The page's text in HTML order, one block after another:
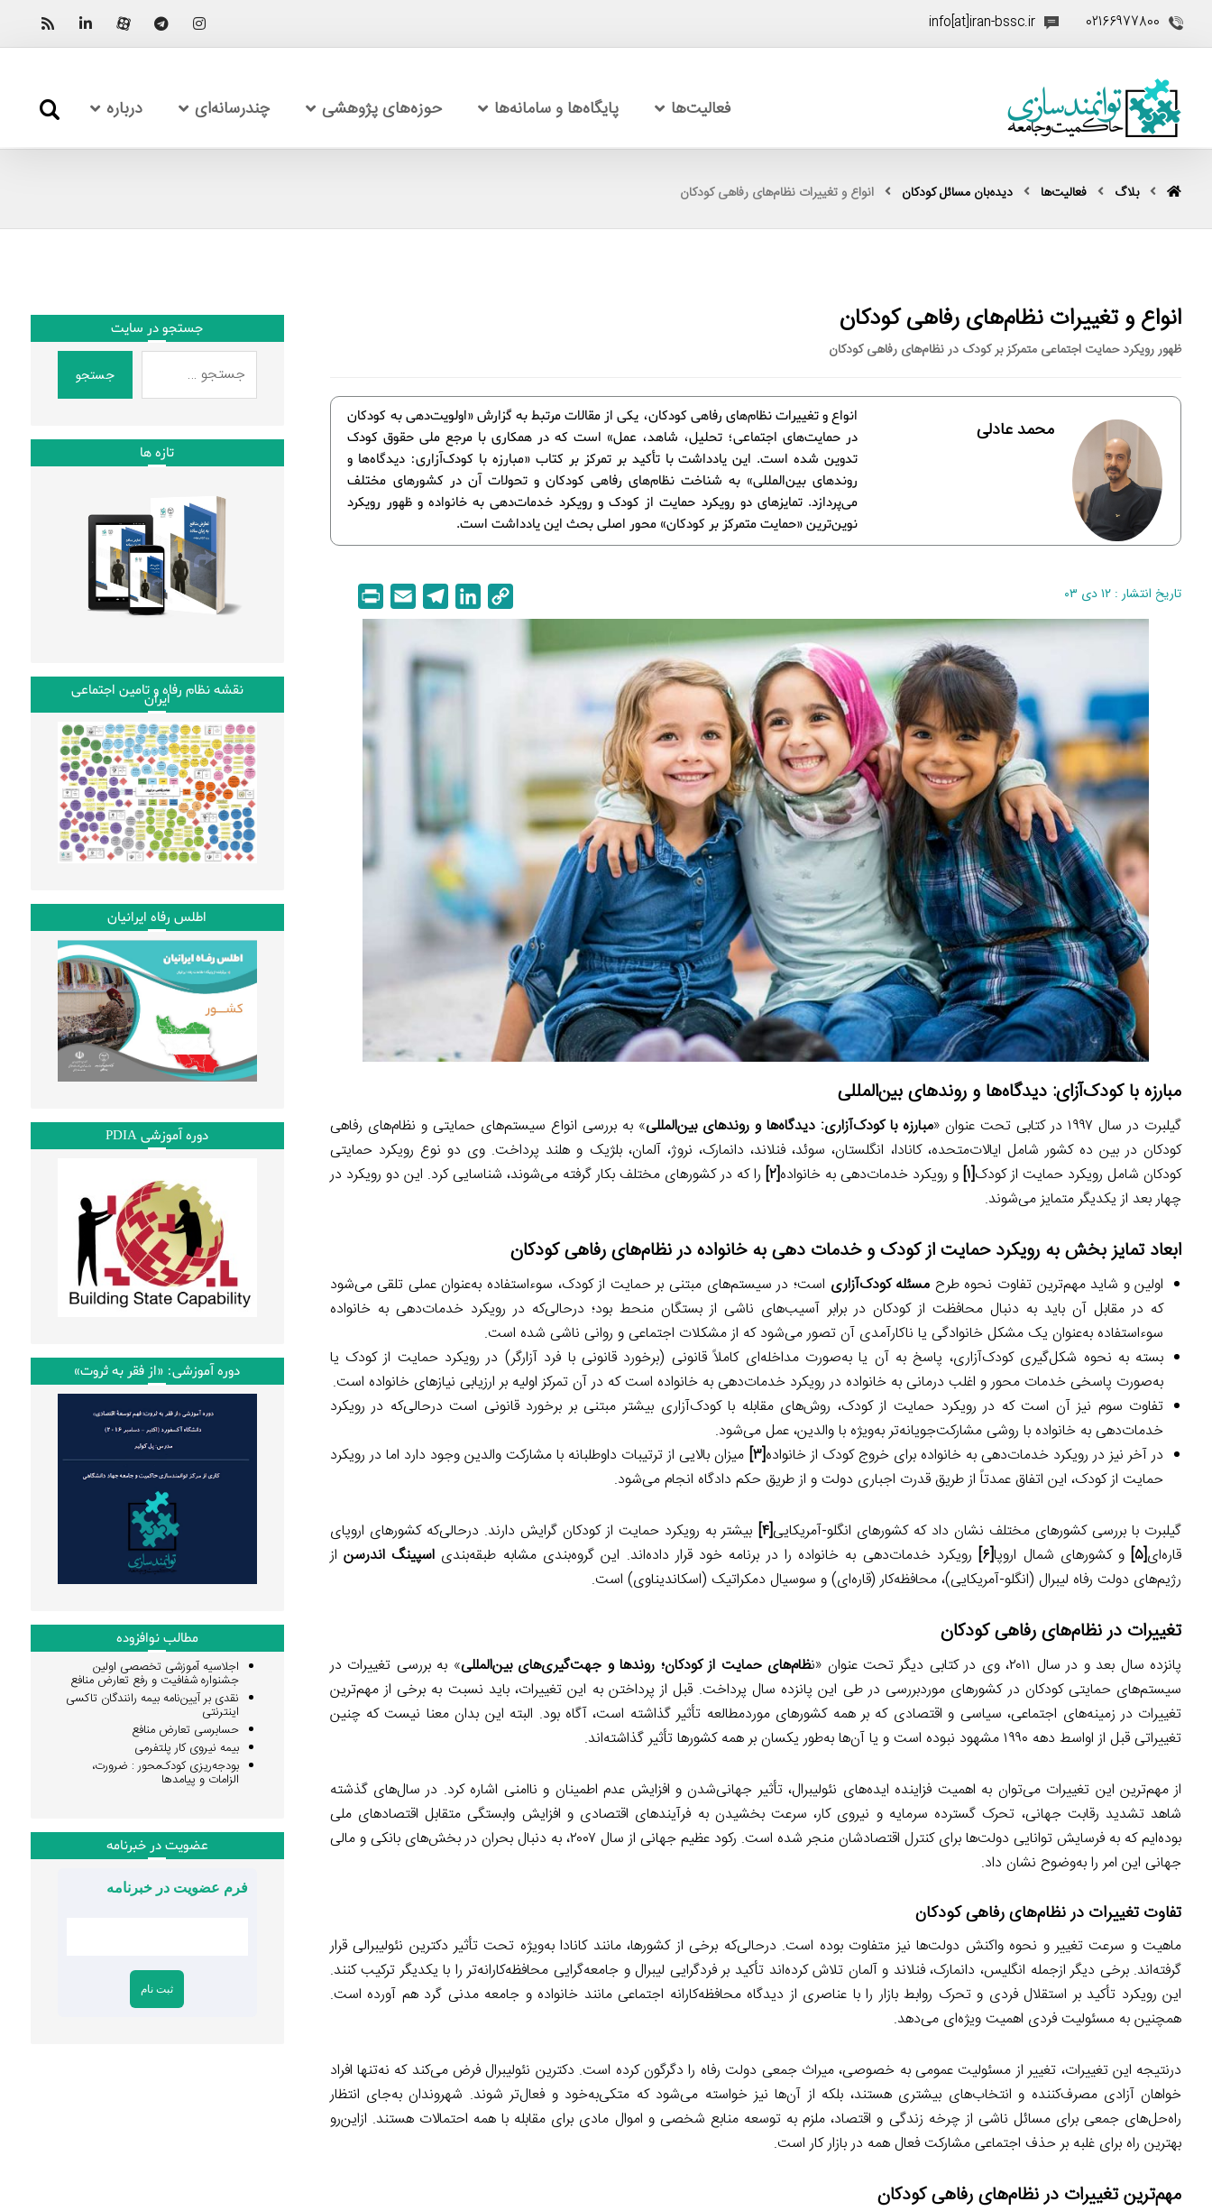
02166977800
info[at]iran-bssc.ir
فعالیت‌ها پایگاه‌ها و سامانه‌ها حوزه‌های پژوهشی چندرسانه‌ای درباره
بلاگ فعالیت‌ها دیده‌بان مسائل کودکان انواع و تغییرات نظام‌های رفاهی کودکان
انواع و تغییرات نظام‌های رفاهی کودکان
ظهور رویکرد حمایت اجتماعی متمرکز بر کودک در نظام‌های رفاهی کودکان
انواع و تغییرات نظام‌های رفاهی کودکان، یکی از مقالات مرتبط به گزارش «اولویت‌دهی به کودکان
در حمایت‌های اجتماعی؛ تحلیل، شاهد، عمل» است که در همکاری با مرجع ملی حقوق کودک
تدوین شده است. این یادداشت با تأکید بر تمرکز بر کتاب «مبارزه با کودک‌آزاری: دیدگاه‌ها و
روندهای بین‌المللی» به شناخت نظام‌های رفاهی کودکان و تحولات آن در کشورهای مختلف
می‌پردازد. تمایزهای دو رویکرد حمایت از کودک و رویکرد خدمات‌دهی به خانواده و ظهور رویکرد
نوین‌ترین «حمایت متمرکز بر کودکان» محور اصلی بحث این یادداشت است.
محمد عادلی
تاریخ انتشار : ۱۲ دی ۰۳
o
i
k
e
n
e
l
e
m
مبارزه با کودک‌آزای: دیدگاه‌ها و روندهای بین‌المللی
گیلبرت در سال ۱۹۹۷ در کتابی تحت عنوان « مبارزه با کودک‌آزاری: دیدگاه‌ها و روندهای بین‌المللی» به بررسی انواع سیستم‌های حمایتی و نظام‌های رفاهی
کودکان در بین ده کشور شامل ایالات‌متحده، کانادا، انگلستان، سوئد، فنلاند، دانمارک، نروژ، آلمان، بلژیک و هلند پرداخت. وی دو نوع رویکرد حمایتی
کودکان شامل رویکرد حمایت از کودک[۱] و رویکرد خدمات‌دهی به خانواده[۲]
را که در کشورهای مختلف بکار گرفته می‌شوند، شناسایی کرد. این دو رویکرد در
چهار بعد از یکدیگر متمایز می‌شوند.
ابعاد تمایز بخش به رویکرد حمایت از کودک و خدمات دهی به خانواده در نظام‌های رفاهی کودکان
اولین و شاید مهم‌ترین تفاوت نحوه طرح مسئله کودک‌آزاری است؛ در سیستم‌های مبتنی بر حمایت از کودک، سوءاستفاده به‌عنوان عملی تلقی می‌شود
که در مقابل آن باید به دنبال محافظت از کودکان در برابر آسیب‌های ناشی از بستگان منحط بود؛ درحالی‌که در رویکرد خدمات‌دهی به خانواده
سوءاستفاده به‌عنوان یک مشکل خانوادگی یا ناکارآمدی آن تصور می‌شود که از مشکلات اجتماعی و روانی ناشی شده است.
بسته به نحوه شکل‌گیری کودک‌آزاری، پاسخ به آن یا به‌صورت مداخله‌ای کاملاً قانونی (برخورد قانونی با فرد آزارگر) در رویکرد حمایت از کودک یا
به‌صورت پاسخی خدمات محور و اغلب درمانی به خانواده در رویکرد خدمات‌دهی به خانواده است که در آن تمرکز اولیه بر ارزیابی نیازهای خانواده است.
تفاوت سوم نیز آن است که در رویکرد حمایت از کودک، روش‌های مقابله با کودک‌آزاری بیشتر مبتنی بر برخورد قانونی است درحالی‌که در رویکرد
خدمات‌دهی به خانواده با روشی مشارکت‌جویانه‌تر به‌ویژه با والدین، عمل می‌شود.
در آخر نیز در رویکرد خدمات‌دهی به خانواده برای خروج کودک از خانواده[۳]
میزان بالایی از ترتیبات داوطلبانه با مشارکت والدین وجود دارد اما در رویکرد
حمایت از کودک، این اتفاق عمدتاً از طریق قدرت اجباری دولت و از طریق حکم دادگاه انجام می‌شود.
گیلبرت با بررسی کشورهای مختلف نشان داد که کشورهای انگلو-آمریکایی[۴]
بیشتر به رویکرد حمایت از کودکان گرایش دارند. درحالی‌که کشورهای اروپای
قاره‌ای[۵] و کشورهای شمال اروپا[۶] رویکرد خدمات‌دهی به خانواده را در برنامه خود قرار داده‌اند. این گروه‌بندی مشابه طبقه‌بندی اسپینگ اندرسن از
رژیم‌های دولت رفاه لیبرال (انگلو-آمریکایی)، محافظه‌کار (قاره‌ای) و سوسیال دمکراتیک (اسکاندیناوی) است.
تغییرات در نظام‌های رفاهی کودکان
پانزده سال بعد و در سال ۲۰۱۱، وی در کتابی دیگر تحت عنوان «ن ظام‌های حمایت از کودکان؛ روندها و جهت‌گیری‌های بین‌المللی» به بررسی تغییرات در
سیستم‌های حمایتی کودکان در کشورهای موردبررسی در طی این پانزده سال پرداخت. قبل از پرداختن به این تغییرات، باید نسبت به برخی از مهم‌ترین
تغییرات در زمینه‌های اجتماعی، سیاسی و اقتصادی که بر همه کشورهای موردمطالعه تأثیر گذاشته است، آگاه بود. البته این بدان معنا نیست که چنین
تغییراتی قبل از اواسط دهه ۱۹۹۰ مشهود نبوده است و یا آن‌ها به‌طور یکسان بر همه کشورها تأثیر گذاشته‌اند.
از مهم‌ترین این تغییرات می‌توان به اهمیت فزاینده ایده‌های نئولیبرال، تأثیر جهانی‌شدن و افزایش عدم اطمینان و ناامنی اشاره کرد. در سال‌های گذشته
شاهد تشدید رقابت جهانی، تحرک گسترده سرمایه و نیروی کار، سرعت بخشیدن به فرآیندهای اقتصادی و افزایش وابستگی متقابل اقتصادهای ملی
بوده‌ایم که به فرسایش توانایی دولت‌ها برای کنترل اقتصادشان منجر شده است. رکود عظیم جهانی از سال ۲۰۰۷، به دنبال بحران در بخش‌های بانکی و مالی
جهانی این امر را به‌وضوح نشان داد.
تفاوت تغییرات در نظام‌های رفاهی کودکان
ماهیت و سرعت تغییر و نحوه واکنش دولت‌ها نیز متفاوت بوده است. درحالی‌که برخی از کشورها، مانند کانادا به‌ویژه تحت تأثیر دکترین نئولیبرالی قرار
گرفته‌اند. برخی دیگر ازجمله انگلیس، دانمارک، فنلاند و آلمان تلاش کرده‌اند تأکید بر فردگرایی لیبرال و جامعه‌گرایی محافظه‌کارانه‌تر را با یکدیگر ترکیب کنند.
این رویکرد تأکید بر استقلال فردی و تحرک روابط بازار را با عناصری از دیدگاه محافظه‌کارانه اجتماعی مانند خانواده و جامعه مدنی گرد هم آورده است.
همچنین به مسئولیت فردی اهمیت ویژه‌ای می‌دهد.
درنتیجه این تغییرات، تغییر از مسئولیت عمومی به خصوصی، میراث جمعی دولت رفاه را دگرگون کرده است. دکترین نئولیبرال فرض می‌کند که نه‌تنها افراد
خواهان آزادی مصرف‌کننده و انتخاب‌های بیشتری هستند، بلکه از آن‌ها نیز خواسته می‌شود که متکی‌به‌خود و فعال‌تر شوند. شهروندان به‌جای انتظار
راه‌حل‌های جمعی برای مسائل ناشی از چرخه زندگی و اقتصاد، ملزم به توسعه منابع شخصی و اموال مادی برای مقابله با همه احتمالات هستند. ازاین‌رو
بهترین راه برای غلبه بر حذف اجتماعی مشارکت فعال همه در بازار کار است.
مهم‌ترین تغییرات در نظام‌های رفاهی کودکان
جستجو در سایت
جستجو
تازه ها
نقشه نظام رفاه و تامین اجتماعی
ایران
اطلس رفاه ایرانیان
دوره آموزشی PDIA
دوره آموزشی: «از فقر به ثروت»
مطالب نوافزوده
اجلاسیه آموزشی تخصصی اولین
جشنواره شفافیت و رفع تعارض منافع
نقدی بر آیین‌نامه بیمه رانندگان تاکسی
اینترنتی
حسابرسی تعارض منافع
بیمه نیروی کار پلتفرمی
بودجه‌ریزی کودک‌محور : ضرورت،
الزامات و پیامدها
عضویت در خبرنامه
فرم عضویت در خبرنامه